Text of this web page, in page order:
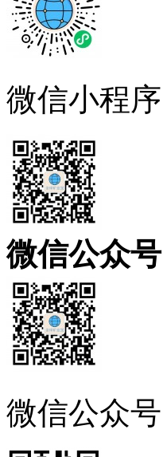
微信小程序
微信公众号
微信公众号